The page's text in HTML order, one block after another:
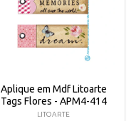
Aplique em Mdf Litoarte
Tags Flores - APM4-414
LITOARTE